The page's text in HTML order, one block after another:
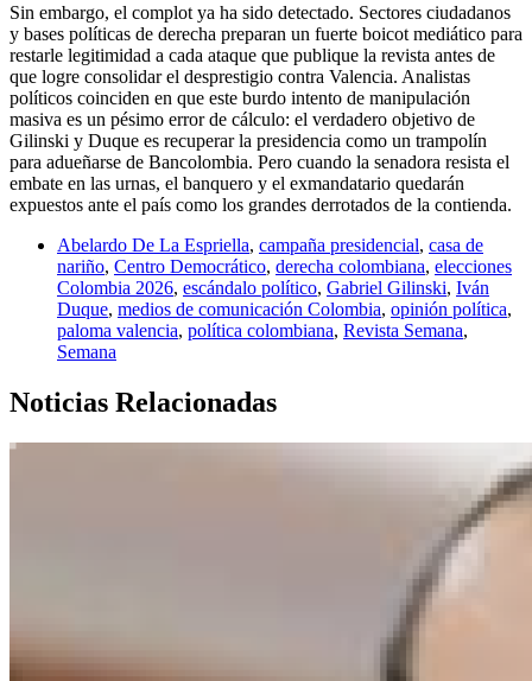
Sin embargo, el complot ya ha sido detectado. Sectores ciudadanos
y bases políticas de derecha preparan un fuerte boicot mediático para
restarle legitimidad a cada ataque que publique la revista antes de
que logre consolidar el desprestigio contra Valencia. Analistas
políticos coinciden en que este burdo intento de manipulación
masiva es un pésimo error de cálculo: el verdadero objetivo de
Gilinski y Duque es recuperar la presidencia como un trampolín
para adueñarse de Bancolombia. Pero cuando la senadora resista el
embate en las urnas, el banquero y el exmandatario quedarán
expuestos ante el país como los grandes derrotados de la contienda.
Abelardo De La Espriella, campaña presidencial, casa de
nariño, Centro Democrático, derecha colombiana, elecciones
Colombia 2026, escándalo político, Gabriel Gilinski, Iván
Duque, medios de comunicación Colombia, opinión política,
paloma valencia, política colombiana, Revista Semana,
Semana
Noticias Relacionadas